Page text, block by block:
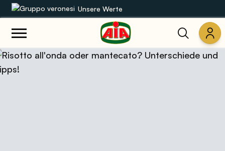
Unsere Werte
Unsere Sortimente